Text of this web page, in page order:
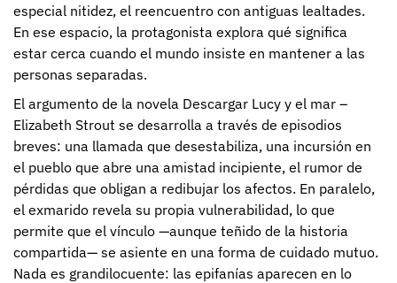
especial nitidez, el reencuentro con antiguas lealtades.
En ese espacio, la protagonista explora qué significa
estar cerca cuando el mundo insiste en mantener a las
personas separadas.
El argumento de la novela Descargar Lucy y el mar –
Elizabeth Strout se desarrolla a través de episodios
breves: una llamada que desestabiliza, una incursión en
el pueblo que abre una amistad incipiente, el rumor de
pérdidas que obligan a redibujar los afectos. En paralelo,
el exmarido revela su propia vulnerabilidad, lo que
permite que el vínculo —aunque teñido de la historia
compartida— se asiente en una forma de cuidado mutuo.
Nada es grandilocuente: las epifanías aparecen en lo